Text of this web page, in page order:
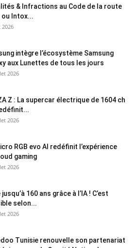
& Infractions au Code de la route
Intox...
2026
intègre l’écosystème Samsung
aux Lunettes de tous les jours
2026
Z : La supercar électrique de 1604 ch
2026
RGB evo AI redéfinit l’expérience
gaming
2026
160 ans grâce à l’IA ! C’est
selon...
2026
Tunisie renouvelle son partenariat